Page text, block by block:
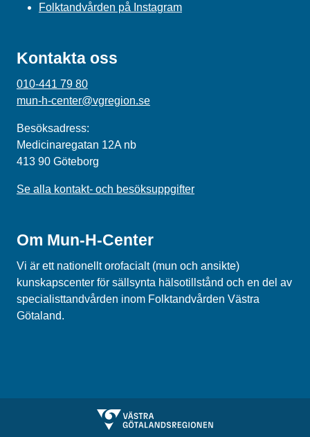
Folktandvården på Instagram
Kontakta oss
010-441 79 80
mun-h-center@vgregion.se
Besöksadress:
Medicinaregatan 12A nb
413 90 Göteborg
Se alla kontakt- och besöksuppgifter
Om Mun-H-Center
Vi är ett nationellt orofacialt (mun och ansikte)
kunskapscenter för sällsynta hälsotillstånd och en del av
specialisttandvården inom Folktandvården Västra
Götaland.